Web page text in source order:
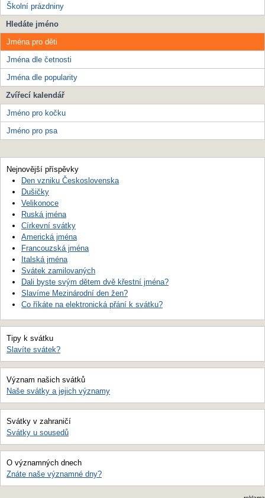
Školní prázdniny
Hledáte jméno
Jména pro děti
Jména dle četnosti
Jména dle popularity
Zvířecí kalendář
Jméno pro kočku
Jméno pro psa
Nejnovější příspěvky
Den vzniku Československa
Dušičky
Velikonoce
Ruská jména
Církevní svátky
Americká jména
Francouzská jména
Italská jména
Svátek zamilovaných
Dali byste svým dětem dvě křestní jména?
Slavíme Mezinárodní den žen?
Co říkáte na elektronická přání k svátku?
Tipy k svátku
Slavíte svátek?
Význam našich svátků
Naše svátky a jejich významy
Svátky v zahraničí
Svátky u sousedů
O významných dnech
Znáte naše významné dny?